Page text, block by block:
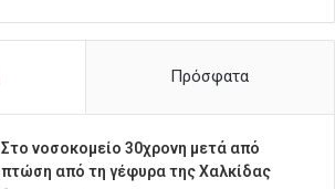
Πρόσφατα
Στο νοσοκομείο 30χρονη μετά από
πτώση από τη γέφυρα της Χαλκίδας